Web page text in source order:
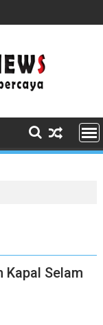
Kapal Selam